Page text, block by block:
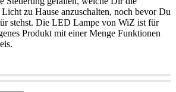
zu Hause anzuschalten, noch bevor Du
stehst. Die LED Lampe von WiZ ist für
Produkt mit einer Menge Funktionen